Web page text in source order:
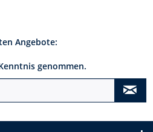
Angebote:
genommen.